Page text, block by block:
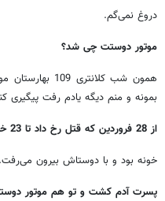
دروغ نمی‌گم.
موتور دوستت چی شد؟
همون شب
بمونه و منم دیگه یادم رفت پیگیری
از 28 فروردین که قتل رخ داد تا 23 خرداد که پسرت دستگیر شه چیکار می‌کرد؟
خونه بود و با دوستاش بیرون می‌رفت.
پسرت آدم کشت و تو هم موتور